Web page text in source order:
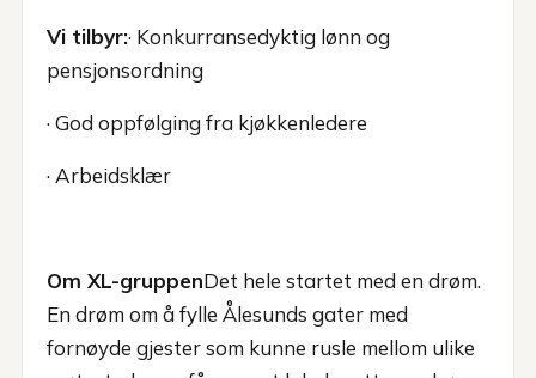
Vi tilbyr:· Konkurransedyktig lønn og
pensjonsordning
· God oppfølging fra kjøkkenledere
· Arbeidsklær
Om XL-gruppenDet hele startet med en drøm.
En drøm om å fylle Ålesunds gater med
fornøyde gjester som kunne rusle mellom ulike